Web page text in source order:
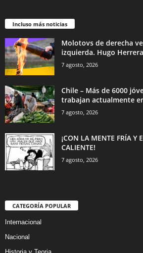
Incluso más noticias
Molotovs de derecha
izquierda. Hugo
7 agosto, 2026
Chile – Más de 6000
trabajan actualmente
7 agosto, 2026
¡CON LA MENTE FRÍA Y
CALIENTE!
7 agosto, 2026
CATEGORÍA POPULAR
Internacional
Nacional